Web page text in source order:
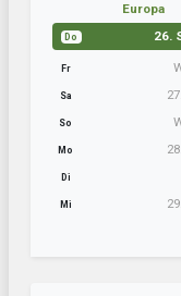
Europa
Do 26.
Fr
Sa
So
Mo
Di
Mi